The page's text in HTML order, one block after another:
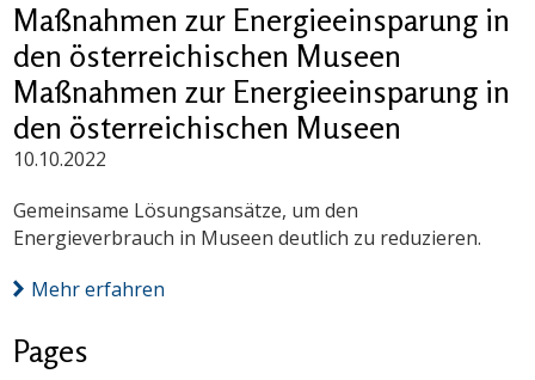
Maßnahmen zur Energieeinsparung in
den österreichischen Museen
Maßnahmen zur Energieeinsparung in
den österreichischen Museen
10.10.2022
Gemeinsame Lösungsansätze, um den
Energieverbrauch in Museen deutlich zu reduzieren.
Mehr erfahren
Pages